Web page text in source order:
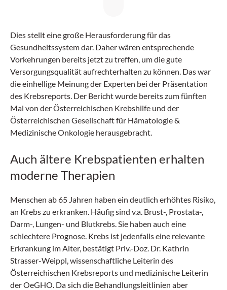
Dies stellt eine große Herausforderung für das
Gesundheitssystem dar. Daher wären entsprechende
Vorkehrungen bereits jetzt zu treffen, um die gute
Versorgungsqualität aufrechterhalten zu können. Das war
die einhellige Meinung der Experten bei der Präsentation
des Krebsreports. Der Bericht wurde bereits zum fünften
Mal von der Österreichischen Krebshilfe und der
Österreichischen Gesellschaft für Hämatologie &
Medizinische Onkologie herausgebracht.
Auch ältere Krebspatienten erhalten
moderne Therapien
Menschen ab 65 Jahren haben ein deutlich erhöhtes Risiko,
an Krebs zu erkranken. Häufig sind v.a. Brust-, Prostata-,
Darm-, Lungen- und Blutkrebs. Sie haben auch eine
schlechtere Prognose. Krebs ist jedenfalls eine relevante
Erkrankung im Alter, bestätigt Priv.-Doz. Dr. Kathrin
Strasser-Weippl, wissenschaftliche Leiterin des
Österreichischen Krebsreports und medizinische Leiterin
der OeGHO. Da sich die Behandlungsleitlinien aber